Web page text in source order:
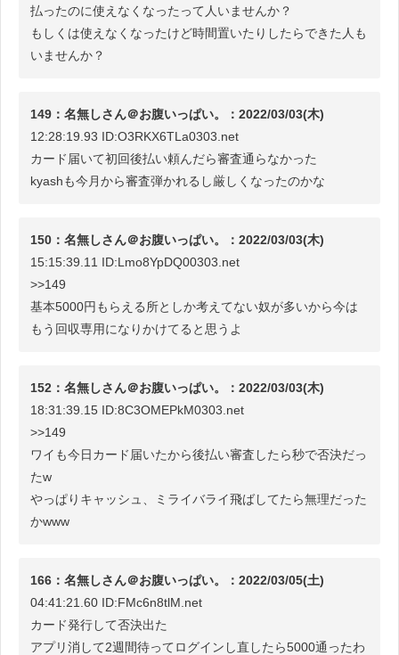
払ったのに使えなくなったって人いませんか？
もしくは使えなくなったけど時間置いたりしたらできた人も
いませんか？
149：名無しさん＠お腹いっぱい。：2022/03/03(木)
12:28:19.93 ID:O3RKX6TLa0303.net
カード届いて初回後払い頼んだら審査通らなかった
kyashも今月から審査弾かれるし厳しくなったのかな
150：名無しさん＠お腹いっぱい。：2022/03/03(木)
15:15:39.11 ID:Lmo8YpDQ00303.net
>>149
基本5000円もらえる所としか考えてない奴が多いから今は
もう回収専用になりかけてると思うよ
152：名無しさん＠お腹いっぱい。：2022/03/03(木)
18:31:39.15 ID:8C3OMEPkM0303.net
>>149
ワイも今日カード届いたから後払い審査したら秒で否決だっ
たw
やっぱりキャッシュ、ミライバライ飛ばしてたら無理だった
かwww
166：名無しさん＠お腹いっぱい。：2022/03/05(土)
04:41:21.60 ID:FMc6n8tlM.net
カード発行して否決出た
アプリ消して2週間待ってログインし直したら5000通ったわ